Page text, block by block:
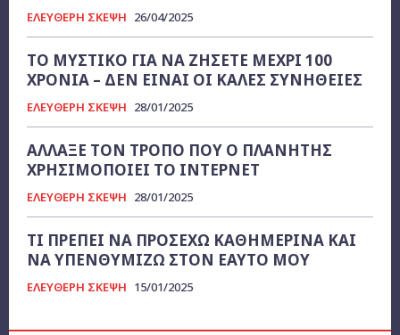
ΕΛΕΥΘΕΡΗ ΣΚΕΨΗ 26/04/2025
ΤΟ ΜΥΣΤΙΚΟ ΓΙΑ ΝΑ ΖΗΣΕΤΕ ΜΕΧΡΙ 100
ΧΡΟΝΙΑ – ΔΕΝ ΕΙΝΑΙ ΟΙ ΚΑΛΕΣ ΣΥΝΗΘΕΙΕΣ
ΕΛΕΥΘΕΡΗ ΣΚΕΨΗ 28/01/2025
ΑΛΛΑΞΕ ΤΟΝ ΤΡΟΠΟ ΠΟΥ Ο ΠΛΑΝΗΤΗΣ
ΧΡΗΣΙΜΟΠΟΙΕΙ ΤΟ ΙΝΤΕΡΝΕΤ
ΕΛΕΥΘΕΡΗ ΣΚΕΨΗ 28/01/2025
ΤΙ ΠΡΕΠΕΙ ΝΑ ΠΡΟΣΕΧΩ ΚΑΘΗΜΕΡΙΝΑ ΚΑΙ
ΝΑ ΥΠΕΝΘΥΜΙΖΩ ΣΤΟΝ ΕΑΥΤΟ ΜΟΥ
ΕΛΕΥΘΕΡΗ ΣΚΕΨΗ 15/01/2025